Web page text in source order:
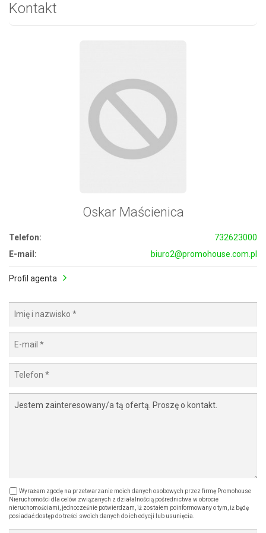
Kontakt
Oskar Maścienica
Telefon:
732623000
E-mail:
biuro2@promohouse.com.pl
Profil agenta
Wyrażam zgodę na przetwarzanie moich danych osobowych przez firmę Promohouse
Nieruchomości dla celów związanych z działalnością pośrednictwa w obrocie
nieruchomościami, jednocześnie potwierdzam, iż zostałem poinformowany o tym, iż będę
posiadać dostęp do treści swoich danych do ich edycji lub usunięcia.